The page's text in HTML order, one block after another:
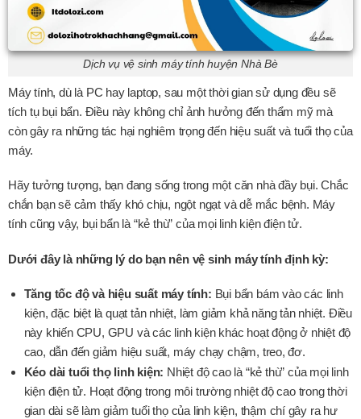
Dịch vụ vệ sinh máy tính huyện Nhà Bè
Máy tính, dù là PC hay laptop, sau một thời gian sử dụng đều sẽ
tích tụ bụi bẩn. Điều này không chỉ ảnh hưởng đến thẩm mỹ mà
còn gây ra những tác hại nghiêm trọng đến hiệu suất và tuổi thọ của
máy.
Hãy tưởng tượng, bạn đang sống trong một căn nhà đầy bụi. Chắc
chắn bạn sẽ cảm thấy khó chịu, ngột ngạt và dễ mắc bệnh. Máy
tính cũng vậy, bụi bẩn là “kẻ thù” của mọi linh kiện điện tử.
Dưới đây là những lý do bạn nên vệ sinh máy tính định kỳ:
Tăng tốc độ và hiệu suất máy tính: Bụi bẩn bám vào các linh
kiện, đặc biệt là quạt tản nhiệt, làm giảm khả năng tản nhiệt. Điều
này khiến CPU, GPU và các linh kiện khác hoạt động ở nhiệt độ
cao, dẫn đến giảm hiệu suất, máy chạy chậm, treo, đơ.
Kéo dài tuổi thọ linh kiện: Nhiệt độ cao là “kẻ thù” của mọi linh
kiện điện tử. Hoạt động trong môi trường nhiệt độ cao trong thời
gian dài sẽ làm giảm tuổi thọ của linh kiện, thậm chí gây ra hư